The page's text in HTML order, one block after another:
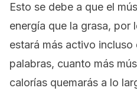
Esto se debe a que el
energía que la grasa, por
estará más activo incluso
palabras, cuanto más
calorías quemarás a lo